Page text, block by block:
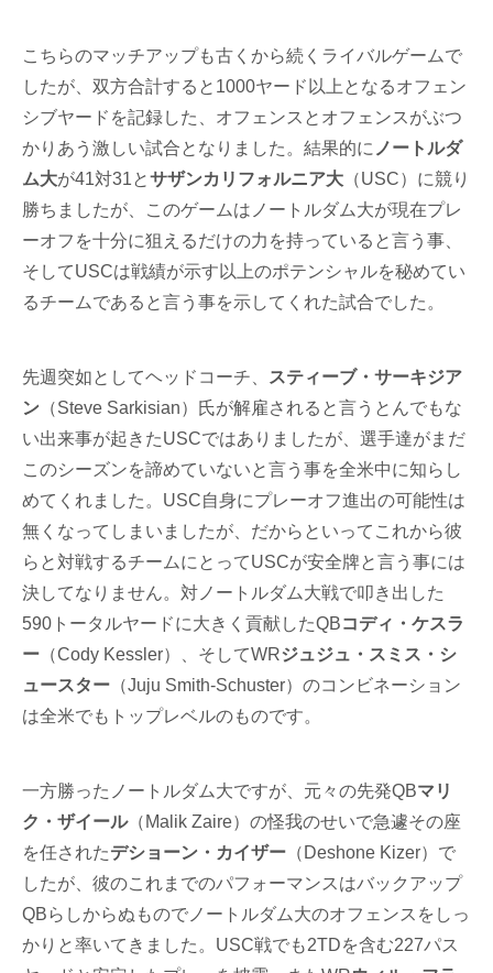
こちらのマッチアップも古くから続くライバルゲームで
したが、双方合計すると1000ヤード以上となるオフェン
シブヤードを記録した、オフェンスとオフェンスがぶつ
かりあう激しい試合となりました。結果的に ノートルダ
ム大が41対31とサザンカリフォルニア大 （USC）に競り
勝ちましたが、このゲームはノートルダム大が現在プレ
ーオフを十分に狙えるだけの力を持っていると言う事、
そしてUSCは戦績が示す以上のポテンシャルを秘めてい
るチームであると言う事を示してくれた試合でした。
先週突如としてヘッドコーチ、
スティーブ・サーキジア
ン （Steve Sarkisian）氏が解雇されると言うとんでもな
い出来事が起きたUSCではありましたが、選手達がまだ
このシーズンを諦めていないと言う事を全米中に知らし
めてくれました。USC自身にプレーオフ進出の可能性は
無くなってしまいましたが、だからといってこれから彼
らと対戦するチームにとってUSCが安全牌と言う事には
決してなりません。対ノートルダム大戦で叩き出した
590トータルヤードに大きく貢献したQBコディ・ケスラ
ー （Cody Kessler）、そしてWRジュジュ・スミス・シ
ュースター （Juju Smith-Schuster）のコンビネーション
は全米でもトップレベルのものです。
一方勝ったノートルダム大ですが、元々の先発QBマリ
ク・ザイール（Malik Zaire）の怪我のせいで急遽その座
を任されたデショーン・カイザー （Deshone Kizer）で
したが、彼のこれまでのパフォーマンスはバックアップ
QBらしからぬものでノートルダム大のオフェンスをしっ
かりと率いてきました。USC戦でも2TDを含む227パス